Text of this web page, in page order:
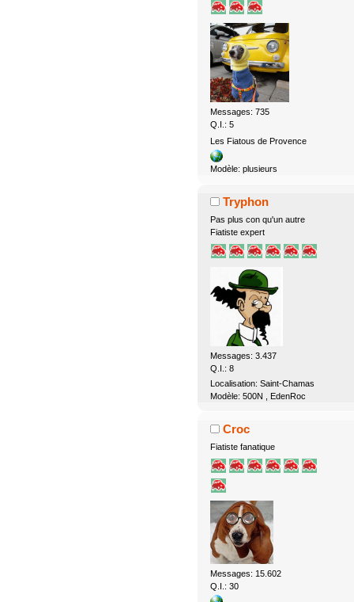
Messages: 735
Q.I.: 5
Les Fiatous de Provence
Modèle: plusieurs
Tryphon
Pas plus con qu'un autre
Fiatiste expert
Messages: 3.437
Q.I.: 8
Localisation: Saint-Chamas
Modèle: 500N , EdenRoc
Croc
Fiatiste fanatique
Messages: 15.602
Q.I.: 30